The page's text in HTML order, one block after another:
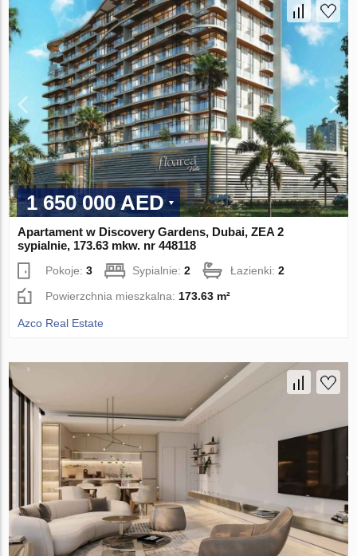
1 650 000 AED
Apartament w Discovery Gardens, Dubai, ZEA 2
sypialnie, 173.63 mkw. nr 448118
Pokoje:3 Sypialnie:2 Łazienki:2
Powierzchnia mieszkalna: 173.63 m²
Azco Real Estate